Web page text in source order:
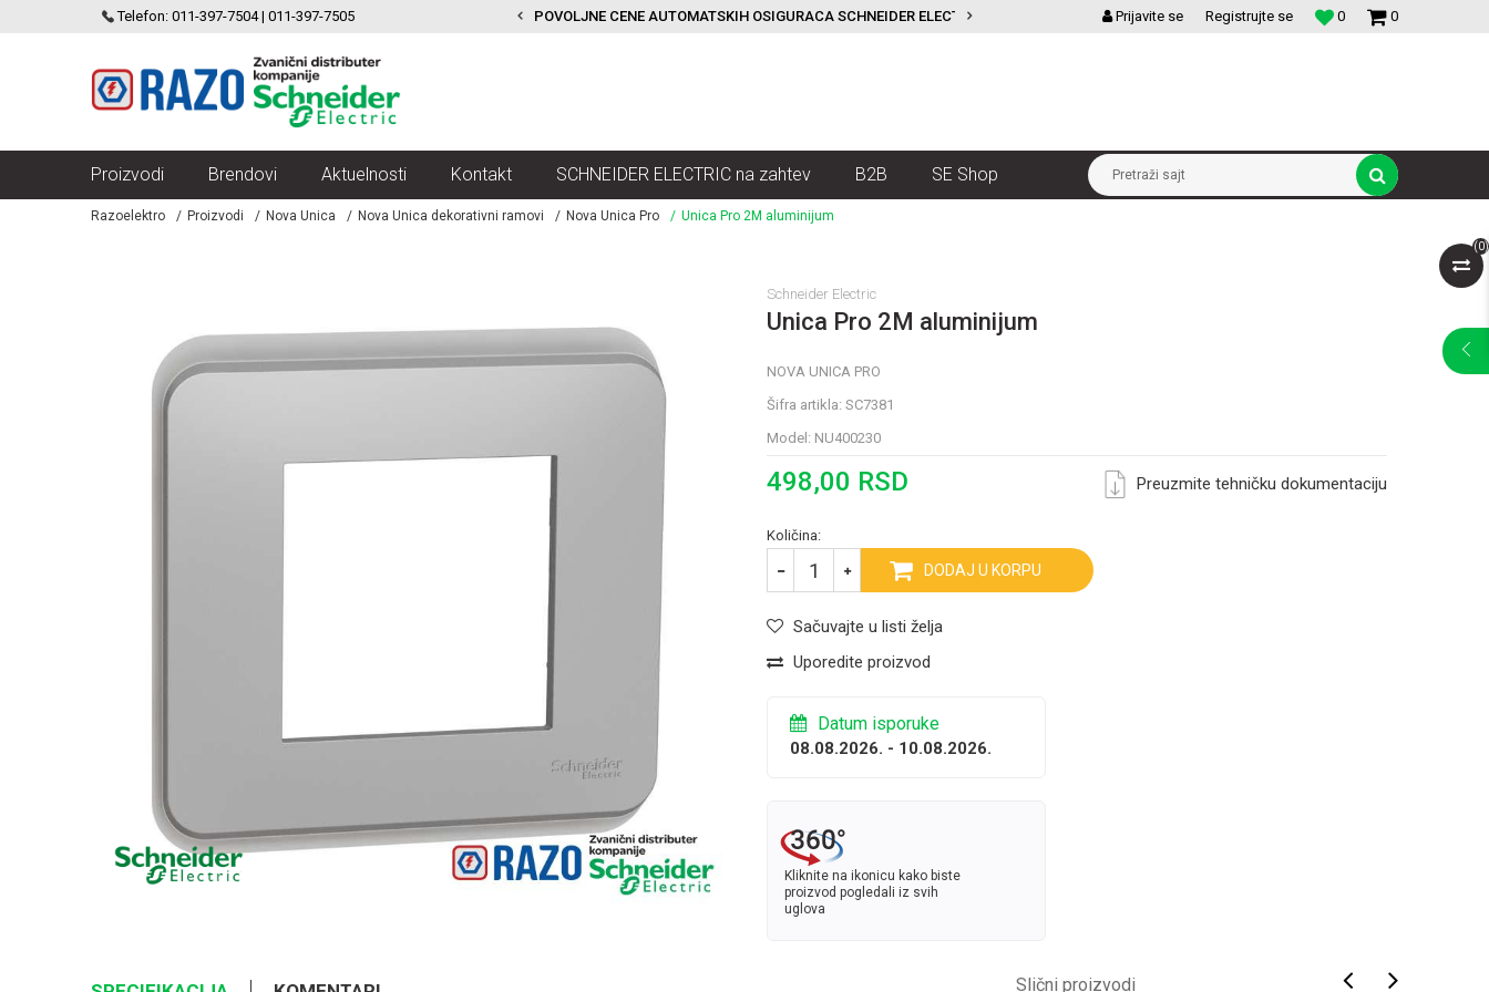
Telefon: 011-397-7504 | 011-397-7505
ELECTRIC VELIKI IZBOR MODULARNIH PREKIDACA I UTICNICA POVOLJNE CENE AUTOMATSKIH OSIGURACA SCHNEIDER ELECTRIC VELIKI IZBOR MODULARNIH PREKIDACA I UTICNICA 0
0
Prijavite se Registrujte se
Proizvodi Brendovi Aktuelnosti Kontakt SCHNEIDER ELECTRIC na zahtev B2B SE Shop Pretraži sajt
(0)
Razoelektro Proizvodi Nova Unica Nova Unica dekorativni ramovi Nova Unica Pro Unica Pro 2M aluminijum
Schneider Electric
Unica Pro 2M aluminijum
NOVA UNICA PRO
Šifra artikla: SC7381
Model: NU400230
Preuzmite tehničku dokumentaciju
498,00 RSD
Količina:
DODAJ U KORPU
Sačuvajte u listi želja
Uporedite proizvod
Datum isporuke
08.08.2026. - 10.08.2026.
Kliknite na ikonicu kako biste
proizvod pogledali iz svih
uglova
Slični proizvodi